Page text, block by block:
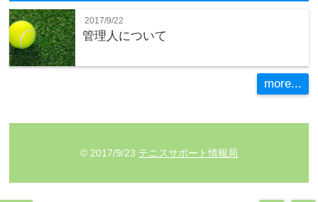
2017/9/22
管理人について
more...
© 2017/9/23 テニスサポート情報局